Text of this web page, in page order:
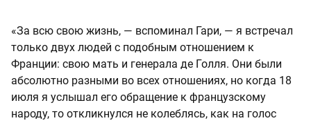
«За всю свою жизнь, — вспоминал Гари, — я встречал
только двух людей с подобным отношением к
Франции: свою мать и генерала де Голля. Они были
абсолютно разными во всех отношениях, но когда 18
июля я услышал его обращение к французскому
народу, то откликнулся не колеблясь, как на голос